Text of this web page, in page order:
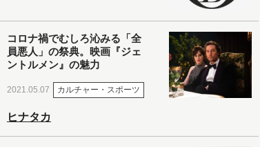
コロナ禍でむしろ沁みる「全
員悪人」の祭典。映画『ジェ
ントルメン』の魅力
2021.05.07 カルチャー・スポーツ
ヒナタカ